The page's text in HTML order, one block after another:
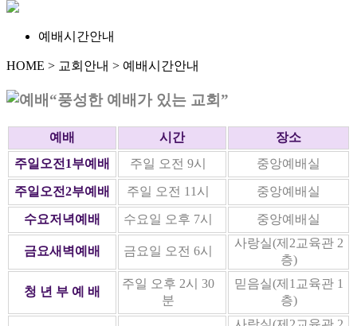
예배시간안내
HOME > 교회안내 > 예배시간안내
예배 시간
장소
주일오전1부예배
주일 오전 9시 중앙예배실
주일오전2부예배 주일 오전 11시 중앙예배실
수요저녁예배 수요일 오후 7시 중앙예배실
금요새벽예배 금요일 오전 6시
사랑실(제2교육관 2
층)
청 년 부 예 배
주일 오후 2시 30
분
믿음실(제1교육관 1
층)